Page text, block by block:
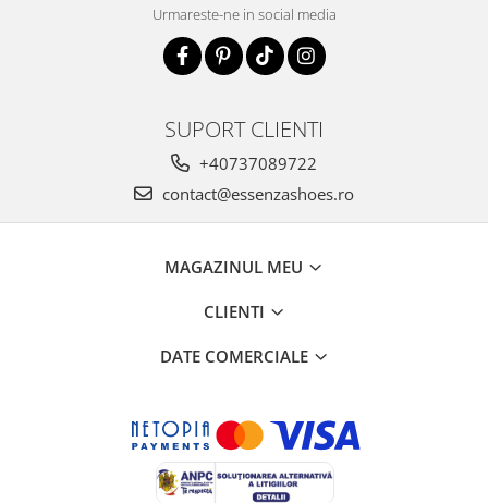
Urmareste-ne in social media
SUPORT CLIENTI
+40737089722
contact@essenzashoes.ro
MAGAZINUL MEU
CLIENTI
DATE COMERCIALE